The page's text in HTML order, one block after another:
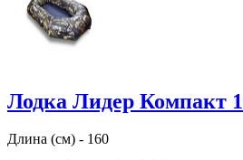
Лодка Лидер Компакт
Длина (см) - 160